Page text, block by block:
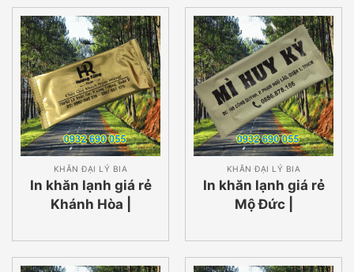
KHĂN ĐẠI LÝ BIA
In khăn lạnh giá rẻ
Khánh Hòa |
KHĂN ĐẠI LÝ BIA
In khăn lạnh giá rẻ
Mộ Đức |